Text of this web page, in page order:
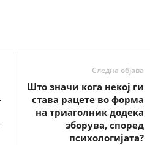
Следна објава
Што значи кога некој ги
става рацете во форма
на триаголник додека
зборува, според
психологијата?